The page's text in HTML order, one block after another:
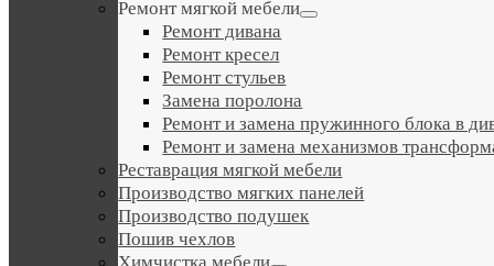
Ремонт мягкой мебели
Ремонт дивана
Ремонт кресел
Ремонт стульев
Замена поролона
Ремонт и замена пружинного блока в
Ремонт и замена механизмов
Реставрация мягкой мебели
Производство мягких панелей
Производство подушек
Пошив чехлов